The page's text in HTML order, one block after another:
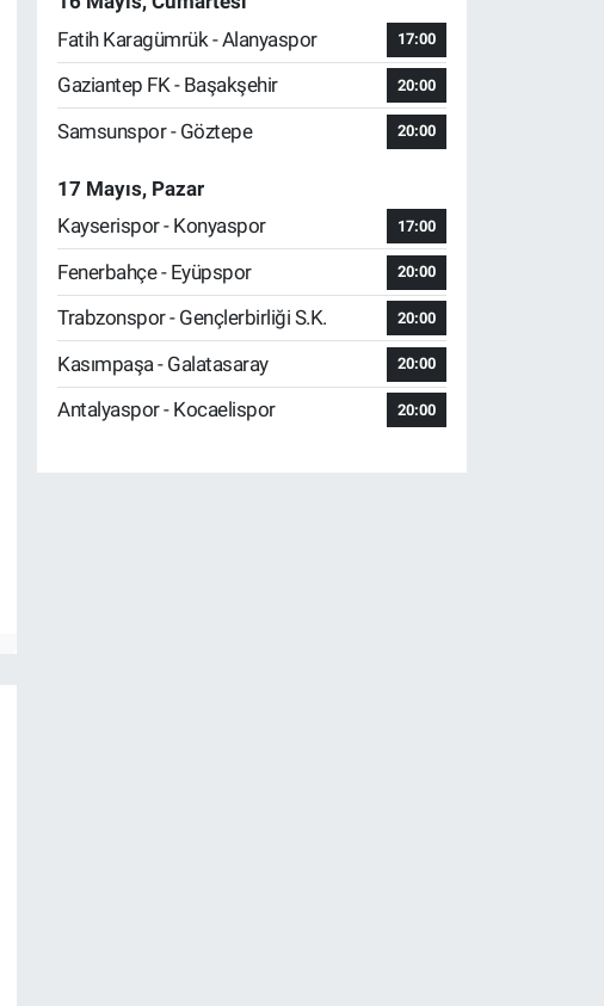
Fatih Karagümrük - Alanyaspor
17:00
Gaziantep FK - Başakşehir 20:00
Samsunspor - Göztepe 20:00
17 Mayıs, Pazar
Kayserispor - Konyaspor
17:00
Fenerbahçe - Eyüpspor 20:00
Trabzonspor - Gençlerbirliği S.K. 20:00
Kasımpaşa - Galatasaray 20:00
Antalyaspor - Kocaelispor 20:00